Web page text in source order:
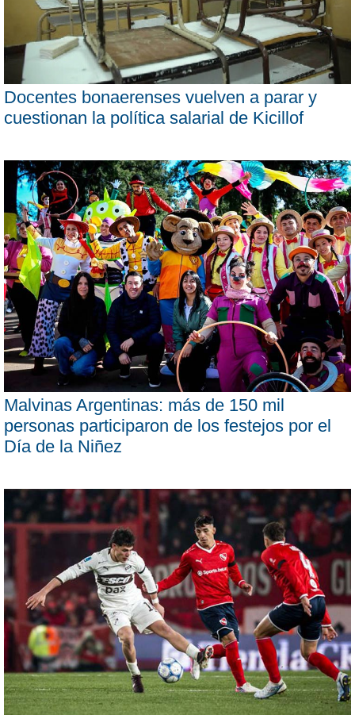
Docentes bonaerenses vuelven a parar y
cuestionan la política salarial de Kicillof
Malvinas Argentinas: más de 150 mil
personas participaron de los festejos por el
Día de la Niñez